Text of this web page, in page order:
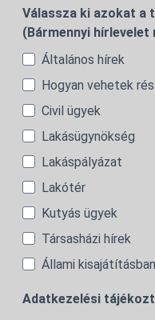
Válassza ki azokat a
(Bármennyi hírlevelet
Általános hírek
Hogyan vehetek
Civil ügyek
Lakásügynökség
Lakáspályázat
Lakótér
Kutyás ügyek
Társasházi hírek
Állami
Adatkezelési